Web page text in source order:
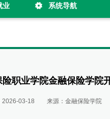
业 系统导航
职业学院金融保险学院
2026-03-18 来源： 金融保险学院